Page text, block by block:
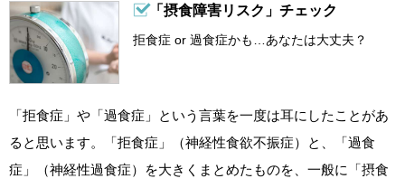
「摂食障害リスク」チェック
拒食症 or 過食症かも…あなたは大丈夫？
「拒食症」や「過食症」という言葉を一度は耳にしたことがあ
ると思います。「拒食症」（神経性食欲不振症）と、「過食
症」（神経性過食症）を大きくまとめたものを、一般に「摂食